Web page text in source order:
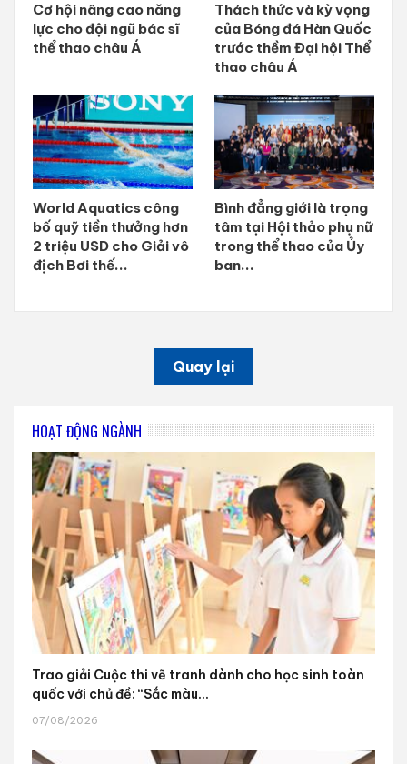
Cơ hội nâng cao năng
lực cho đội ngũ bác sĩ
thể thao châu Á
Thách thức và kỳ vọng
của Bóng đá Hàn Quốc
trước thềm Đại hội Thể
thao châu Á
World Aquatics công
bố quỹ tiền thưởng hơn
2 triệu USD cho Giải vô
địch Bơi thế...
Bình đẳng giới là trọng
tâm tại Hội thảo phụ nữ
trong thể thao của Ủy
ban...
Quay lại
HOẠT ĐỘNG NGÀNH
Trao giải Cuộc thi vẽ tranh dành cho học sinh toàn
quốc với chủ đề: “Sắc màu...
07/08/2026